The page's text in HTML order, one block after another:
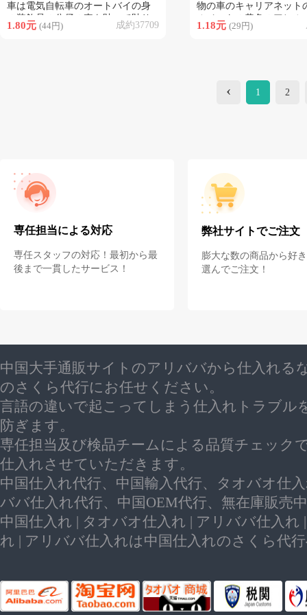
車は電気自転車のオートバイの身
の装飾品の公仔の車を貼って貼り
ます。
1.80元 (44円) 成約37709
物の車のキャリアネット
ルメットの黄色のアヒル
バイの帽子の自転車の装
1.18元 (29円)
‹ 1 2
専任担当による対応
専任スタッフの対応！最初から最
後まで一貫したサービス！
弊社サイトでご注文
膨大な数の商品から好
選んでご注文！
中国大手通販サイトのアリババから仕入れる
のさくら代行にお任せください。
言語の違いで起こってしまう仕入れトラブル
防ぎます。
専任担当及び検品チームによる品質チェック
仕入れさせていただきます。
中国仕入れ代行、中国輸入代行、タオバオ仕
ババ仕入れ代行、中国OEM代行、無在庫販売
中国仕入れ | タオバオ仕入れ | アリババ仕入れ
れ | アリババ仕入れは中国仕入れのさくら代